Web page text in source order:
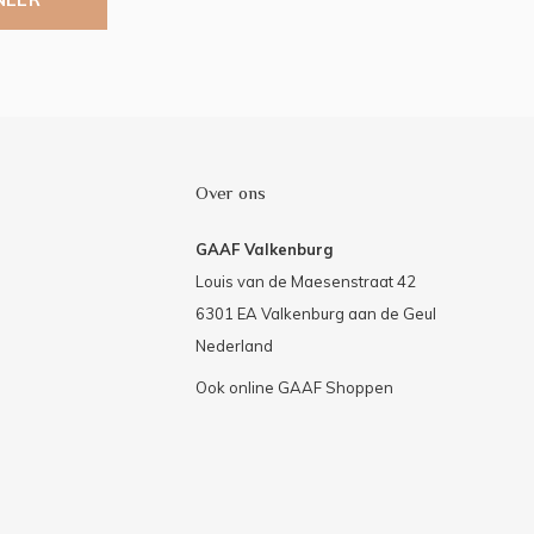
Over ons
GAAF Valkenburg
Louis van de Maesenstraat 42
6301 EA Valkenburg aan de Geul
Nederland
Ook online GAAF Shoppen